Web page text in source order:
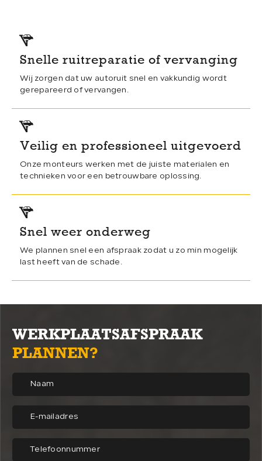
Do:08:00–17:15 | 18:30–20:00
08:00–17:15
Za showroom: 09.00–15.00
Za werkplaats: 09.00–12.00
Snelle ruitreparatie of vervanging
Wij zorgen dat uw autoruit snel en vakkundig wordt
gerepareerd of vervangen.
Veilig en professioneel uitgevoerd
Onze monteurs werken met de juiste materialen en
technieken voor een betrouwbare oplossing.
Snel weer onderweg
We plannen snel een afspraak zodat u zo min mogelijk
last heeft van de schade.
WERKPLAATSAFSPRAAK
PLANNEN?